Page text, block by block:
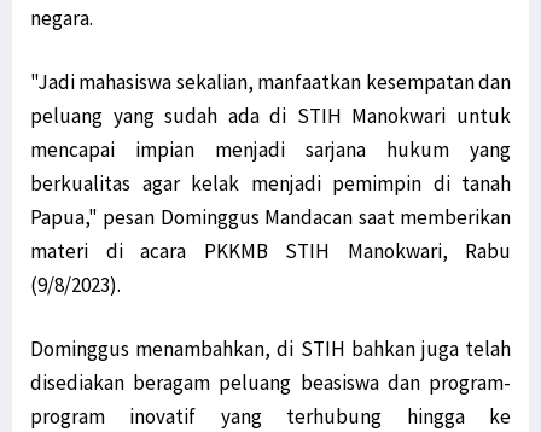
negara.
"Jadi mahasiswa sekalian, manfaatkan kesempatan dan
peluang yang sudah ada di STIH Manokwari untuk
mencapai impian menjadi sarjana hukum yang
berkualitas agar kelak menjadi pemimpin di tanah
Papua," pesan Dominggus Mandacan saat memberikan
materi di acara PKKMB STIH Manokwari, Rabu
(9/8/2023).
Dominggus menambahkan, di STIH bahkan juga telah
disediakan beragam peluang beasiswa dan program-
program inovatif yang terhubung hingga ke